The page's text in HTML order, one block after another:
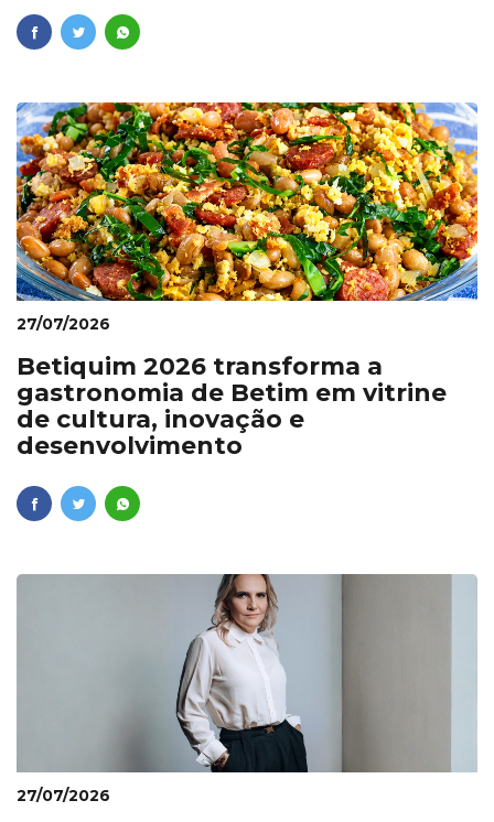
27/07/2026
Betiquim 2026 transforma a
gastronomia de Betim em vitrine
de cultura, inovação e
desenvolvimento
27/07/2026